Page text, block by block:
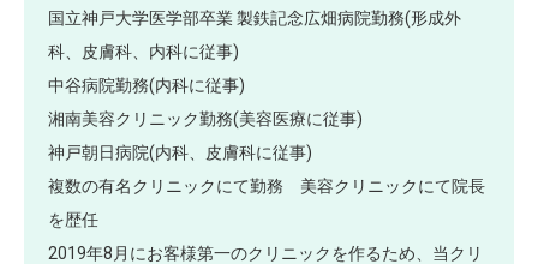
国立神戸大学医学部卒業 製鉄記念広畑病院勤務(形成外
科、皮膚科、内科に従事)
中谷病院勤務(内科に従事)
湘南美容クリニック勤務(美容医療に従事)
神戸朝日病院(内科、皮膚科に従事)
複数の有名クリニックにて勤務 美容クリニックにて院長
を歴任
2019年8月にお客様第一のクリニックを作るため、当クリ